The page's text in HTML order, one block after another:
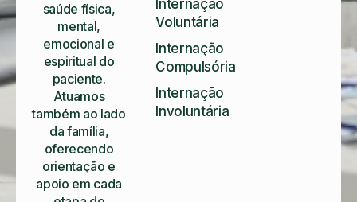
saúde física,
mental,
emocional e
espiritual do
paciente.
Atuamos
também ao lado
da família,
oferecendo
orientação e
apoio em cada
Internação
Voluntária
Internação
Compulsória
Internação
Involuntária